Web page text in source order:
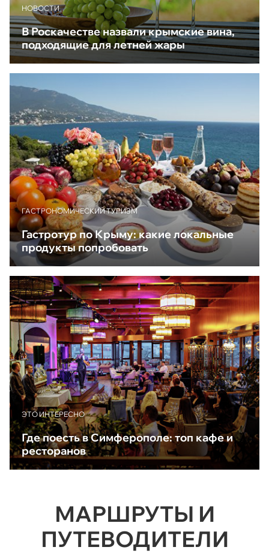
НОВОСТИ
В Роскачестве назвали крымские вина,
подходящие для летней жары
ГАСТРОНОМИЧЕСКИЙ ТУРИЗМ
Гастротур по Крыму: какие локальные
продукты попробовать
ЭТО ИНТЕРЕСНО
Где поесть в Симферополе: топ кафе и
ресторанов
МАРШРУТЫ И
ПУТЕВОДИТЕЛИ